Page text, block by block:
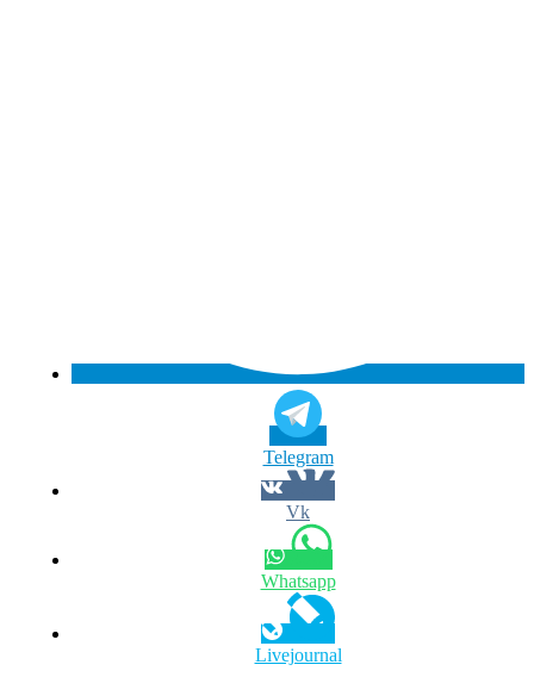
Telegram
Vk
Whatsapp
Livejournal